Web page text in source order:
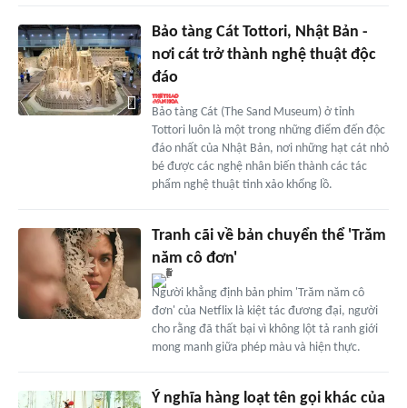
Bảo tàng Cát Tottori, Nhật Bản -
nơi cát trở thành nghệ thuật độc
đáo
Bảo tàng Cát (The Sand Museum) ở tỉnh
Tottori luôn là một trong những điểm đến độc
đáo nhất của Nhật Bản, nơi những hạt cát nhỏ
bé được các nghệ nhân biến thành các tác
phẩm nghệ thuật tinh xảo khổng lồ.
Tranh cãi về bản chuyển thể 'Trăm
năm cô đơn'
Người khẳng định bản phim 'Trăm năm cô
đơn' của Netflix là kiệt tác đương đại, người
cho rằng đã thất bại vì không lột tả ranh giới
mong manh giữa phép màu và hiện thực.
Ý nghĩa hàng loạt tên gọi khác của